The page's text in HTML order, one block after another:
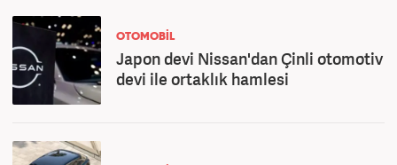
OTOMOBİL
Japon devi Nissan'dan Çinli otomotiv
devi ile ortaklık hamlesi